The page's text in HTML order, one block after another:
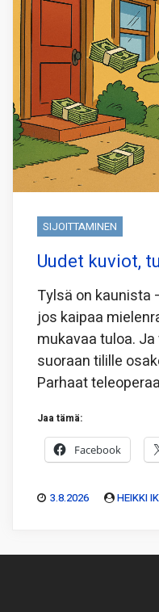
SIJOITTAMINEN
Uudet kuviot,
Tylsä on kaunista
jos kaipaa
mukavaa tuloa.
suoraan tilille
Parhaat
Jaa tämä:
Facebook
3.8.2026 HEIKKI